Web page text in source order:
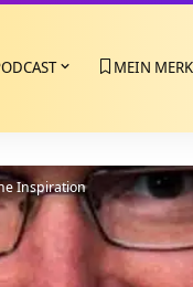
MEIN
Inspiration